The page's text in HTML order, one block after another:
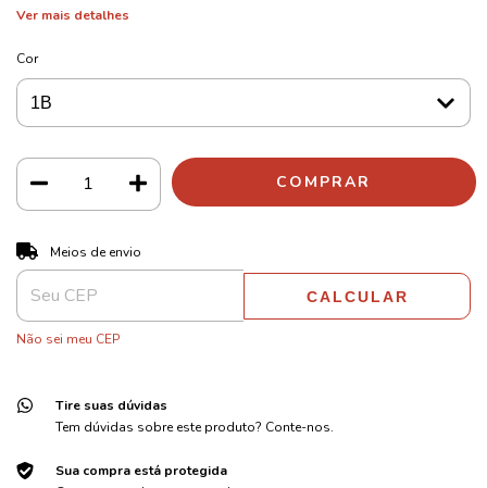
Ver mais detalhes
Cor
Entregas para o CEP:
Meios de envio
CALCULAR
Não sei meu CEP
Tire suas dúvidas
Tem dúvidas sobre este produto? Conte-nos.
Sua compra está protegida